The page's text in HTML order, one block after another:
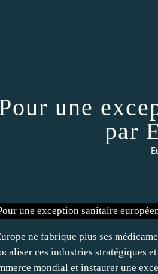
une
par
ne fabrique plus ses
ces industries stratégiques
mondial et instaurer une